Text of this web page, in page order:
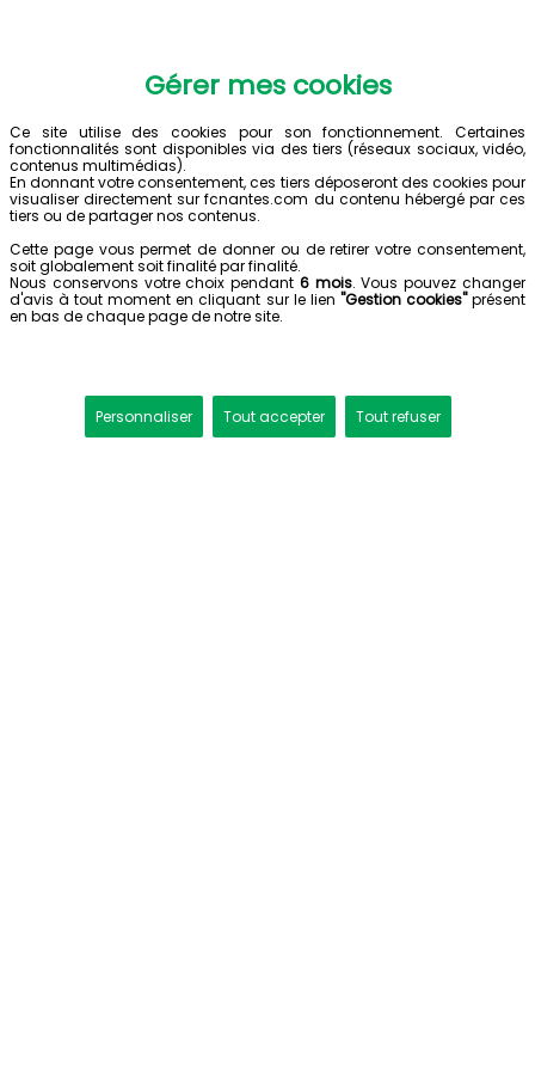
Gérer mes cookies
Ce site utilise des cookies pour son fonctionnement. Certaines
fonctionnalités sont disponibles via des tiers (réseaux sociaux, vidéo,
contenus multimédias).
En donnant votre consentement, ces tiers déposeront des cookies pour
visualiser directement sur fcnantes.com du contenu hébergé par ces
tiers ou de partager nos contenus.
Cette page vous permet de donner ou de retirer votre consentement,
soit globalement soit finalité par finalité.
Nous conservons votre choix pendant 6 mois. Vous pouvez changer
d'avis à tout moment en cliquant sur le lien "Gestion cookies"présent
en bas de chaque page de notre site.
Personnaliser Tout accepter Tout refuser